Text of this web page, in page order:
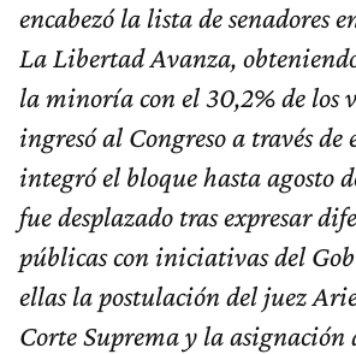
encabezó la lista de senadores
La Libertad Avanza,
la minoría con el 30,2% de los
ingresó al Congreso a través de
integró el bloque hasta agosto
fue desplazado tras expresar
públicas con iniciativas del
ellas la postulación del juez
Corte Suprema y la asignación